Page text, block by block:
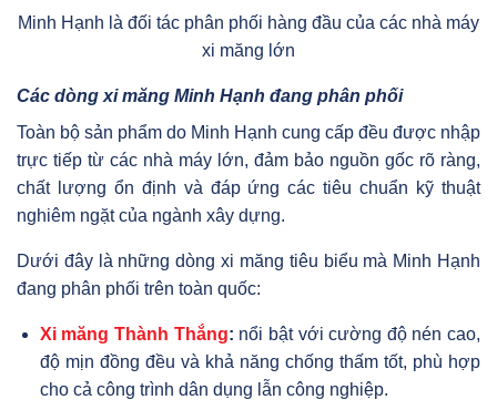
Minh Hạnh là đối tác phân phối hàng đầu của các nhà máy
xi măng lớn
Các dòng xi măng Minh Hạnh đang phân phối
Toàn bộ sản phẩm do Minh Hạnh cung cấp đều được nhập
trực tiếp từ các nhà máy lớn, đảm bảo nguồn gốc rõ ràng,
chất lượng ổn định và đáp ứng các tiêu chuẩn kỹ thuật
nghiêm ngặt của ngành xây dựng.
Dưới đây là những dòng xi măng tiêu biểu mà Minh Hạnh
đang phân phối trên toàn quốc:
Xi măng Thành Thắng: nổi bật với cường độ nén cao,
độ mịn đồng đều và khả năng chống thấm tốt, phù hợp
cho cả công trình dân dụng lẫn công nghiệp.